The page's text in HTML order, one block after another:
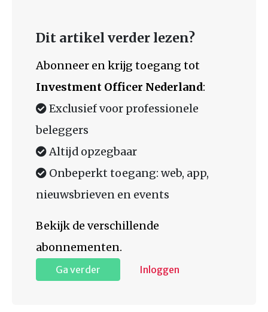
Dit artikel verder lezen?
Abonneer en krijg toegang tot
Investment Officer Nederland:
Exclusief voor professionele
beleggers
Altijd opzegbaar
Onbeperkt toegang: web, app,
nieuwsbrieven en events
Bekijk de verschillende
abonnementen.
Ga verder Inloggen